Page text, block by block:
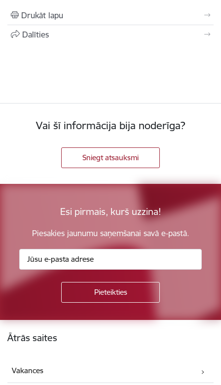
Drukāt lapu
Dalīties
Vai šī informācija bija noderīga?
Sniegt atsauksmi
Esi pirmais, kurš uzzina!
Piesakies jaunumu saņemšanai savā e-pastā.
Kājene
Ātrās saites
Vakances